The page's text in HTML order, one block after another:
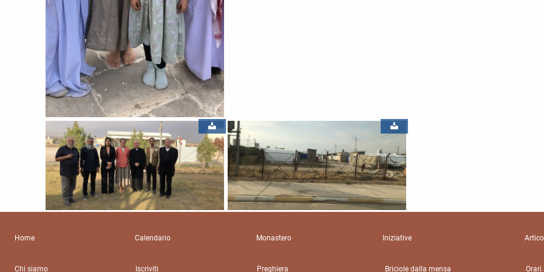
Home Calendario Monastero Iniziative
Chi siamo Iscriviti Preghiera Briciole dalla mensa Orari